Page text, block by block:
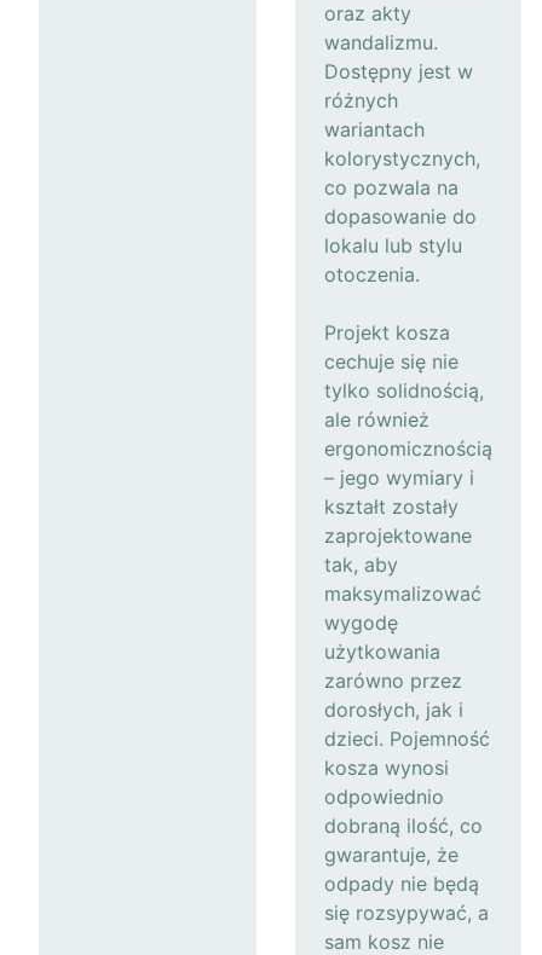
oraz akty
wandalizmu.
Dostępny jest w
różnych
wariantach
kolorystycznych,
co pozwala na
dopasowanie do
lokalu lub stylu
otoczenia.
Projekt kosza
cechuje się nie
tylko solidnością,
ale również
ergonomicznością
– jego wymiary i
kształt zostały
zaprojektowane
tak, aby
maksymalizować
wygodę
użytkowania
zarówno przez
dorosłych, jak i
dzieci. Pojemność
kosza wynosi
odpowiednio
dobraną ilość, co
gwarantuje, że
odpady nie będą
się rozsypywać, a
sam kosz nie